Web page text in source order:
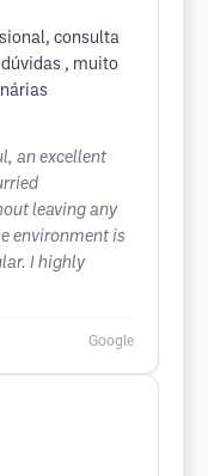
consulta
dúvidas , muito
an excellent
leaving any
environment is
I highly
Google